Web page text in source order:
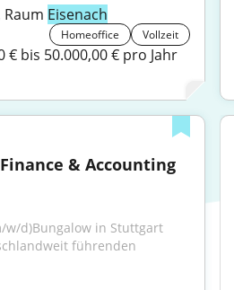
Eisenach
Homeoffice Vollzeit
€ bis 50.000,00 € pro Jahr
Finance & Accounting
w/d)Bungalow in Stuttgart
führenden